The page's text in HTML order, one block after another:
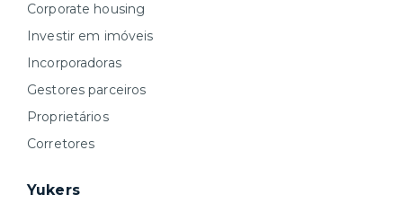
Corporate housing
Investir em imóveis
Incorporadoras
Gestores parceiros
Proprietários
Corretores
Yukers